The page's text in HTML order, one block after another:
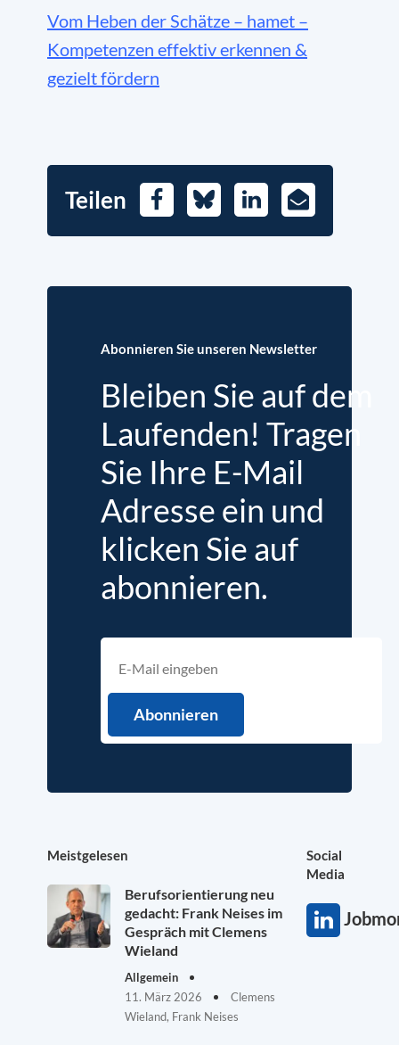
Vom Heben der Schätze – hamet –
Kompetenzen effektiv erkennen &
gezielt fördern
Teilen FacebookBlueskyLinkedIn
E-
Mail
Abonnieren Sie unseren Newsletter
Bleiben Sie auf dem
Laufenden! Tragen
Sie Ihre E-Mail
Adresse ein und
klicken Sie auf
abonnieren.
Meistgelesen
Berufsorientierung neu
gedacht: Frank Neises im
Gespräch mit Clemens
Wieland
Allgemein
11. März 2026
Clemens
Wieland, Frank Neises
Social
Media